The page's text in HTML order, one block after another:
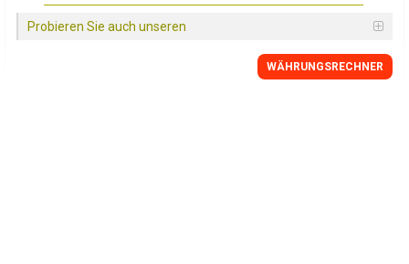
Probieren Sie auch unseren
WÄHRUNGSRECHNER